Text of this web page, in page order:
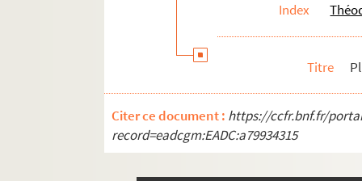
Index
Titre
Citer ce document : https://ccfr.bnf.fr/
record=eadcgm:EADC:a79934315